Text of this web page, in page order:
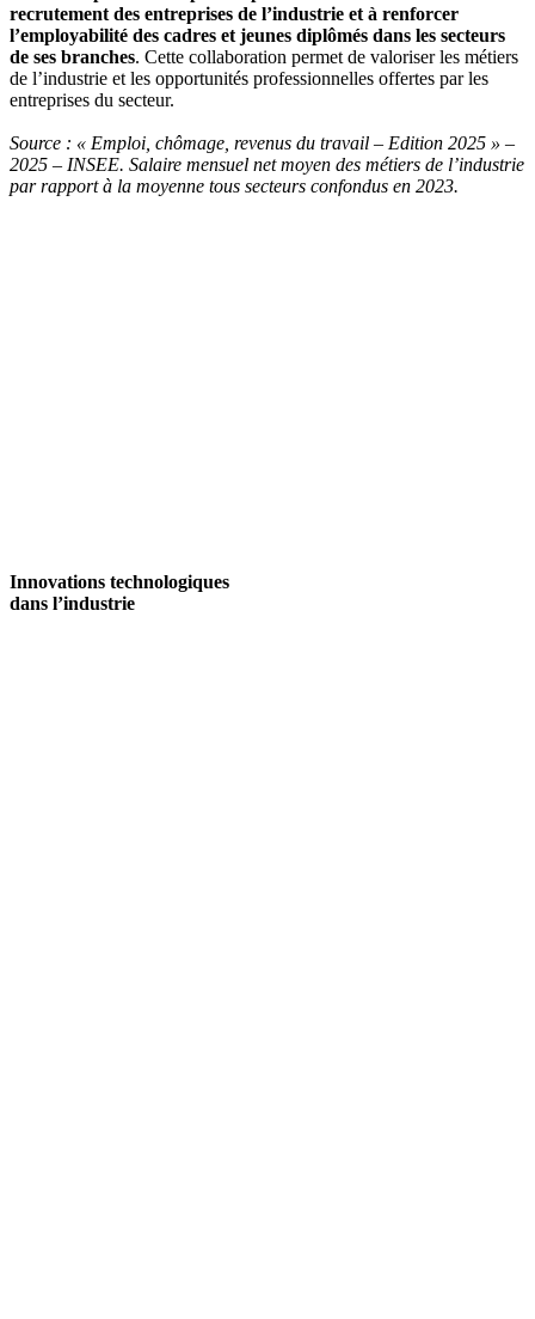
recrutement des entreprises de l’industrie et à renforcer
l’employabilité des cadres et jeunes diplômés dans les secteurs
de ses branches. Cette collaboration permet de valoriser les métiers
de l’industrie et les opportunités professionnelles offertes par les
entreprises du secteur.
Source : « Emploi, chômage, revenus du travail – Edition 2025 » –
2025 – INSEE. Salaire mensuel net moyen des métiers de l’industrie
par rapport à la moyenne tous secteurs confondus en 2023.
Innovations technologiques
dans l’industrie